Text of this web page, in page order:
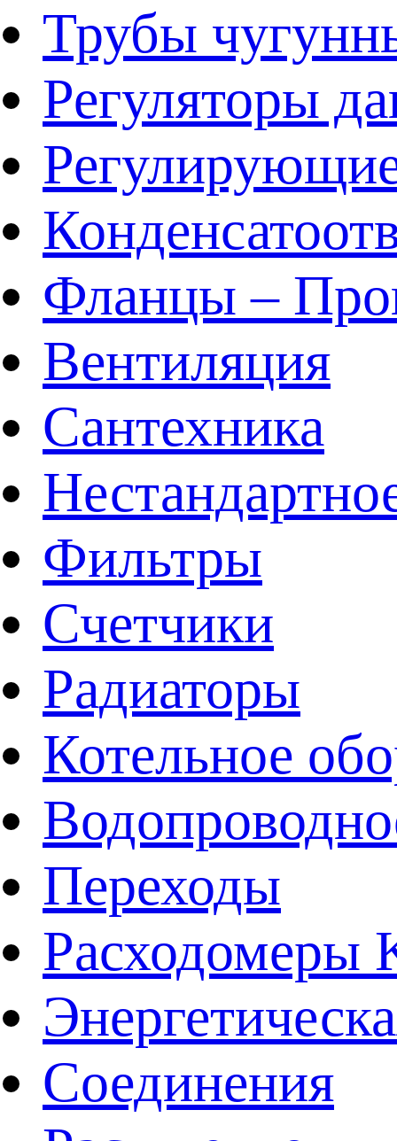
Трубы
Регуляторы
Фланцы –
Вентиляция
Сантехника
Фильтры
Счетчики
Радиаторы
Котельное
Переходы
Расходомеры
Соединения